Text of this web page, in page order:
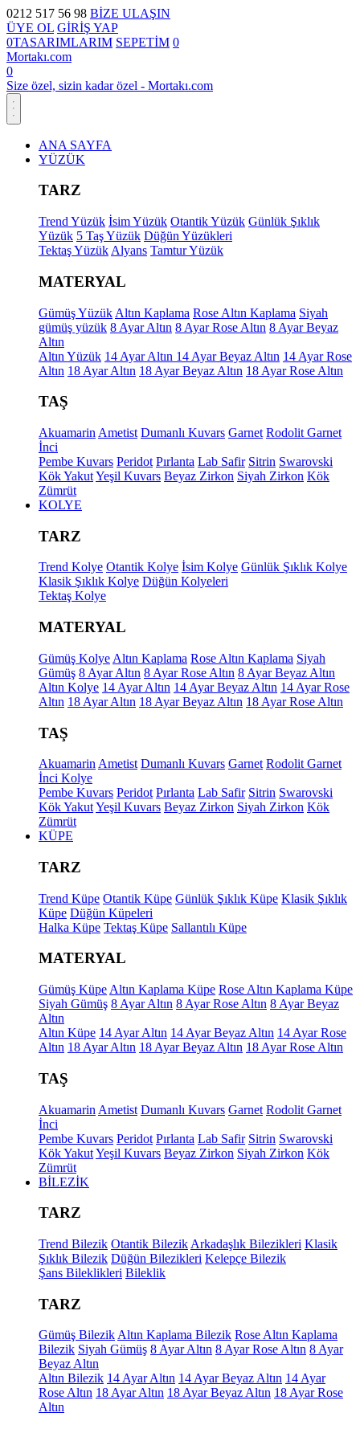
0212 517 56 98 BİZE ULAŞIN
ÜYE OL GİRİŞ YAP
0TASARIMLARIM SEPETİM 0
Mortakı.com
0
Size özel, sizin kadar özel - Mortakı.com
ANA SAYFA
YÜZÜK
TARZ
Trend Yüzük İsim Yüzük Otantik Yüzük Günlük Şıklık
Yüzük 5 Taş Yüzük Düğün Yüzükleri
Tektaş Yüzük Alyans Tamtur Yüzük
MATERYAL
Gümüş Yüzük Altın Kaplama Rose Altın Kaplama Siyah
gümüş yüzük 8 Ayar Altın 8 Ayar Rose Altın 8 Ayar Beyaz
Altın
Altın Yüzük 14 Ayar Altın 14 Ayar Beyaz Altın 14 Ayar Rose
Altın 18 Ayar Altın 18 Ayar Beyaz Altın 18 Ayar Rose Altın
TAŞ
Akuamarin Ametist Dumanlı Kuvars Garnet Rodolit Garnet
İnci
Pembe Kuvars Peridot Pırlanta Lab Safir Sitrin Swarovski
Kök YakutYeşil Kuvars Beyaz Zirkon Siyah Zirkon Kök
Zümrüt
KOLYE
TARZ
Trend Kolye Otantik Kolye İsim Kolye Günlük Şıklık Kolye
Klasik Şıklık Kolye Düğün Kolyeleri
Tektaş Kolye
MATERYAL
Gümüş Kolye Altın Kaplama Rose Altın Kaplama Siyah
Gümüş 8 Ayar Altın 8 Ayar Rose Altın 8 Ayar Beyaz Altın
Altın Kolye 14 Ayar Altın 14 Ayar Beyaz Altın 14 Ayar Rose
Altın 18 Ayar Altın 18 Ayar Beyaz Altın 18 Ayar Rose Altın
TAŞ
Akuamarin Ametist Dumanlı Kuvars Garnet Rodolit Garnet
İnci Kolye
Pembe Kuvars Peridot Pırlanta Lab Safir Sitrin Swarovski
Kök YakutYeşil Kuvars Beyaz Zirkon Siyah Zirkon Kök
Zümrüt
KÜPE
TARZ
Trend Küpe Otantik Küpe Günlük Şıklık Küpe Klasik Şıklık
Küpe Düğün Küpeleri
Halka Küpe Tektaş Küpe Sallantılı Küpe
MATERYAL
Gümüş Küpe Altın Kaplama Küpe Rose Altın Kaplama Küpe
Siyah Gümüş 8 Ayar Altın 8 Ayar Rose Altın 8 Ayar Beyaz
Altın
Altın Küpe 14 Ayar Altın 14 Ayar Beyaz Altın 14 Ayar Rose
Altın 18 Ayar Altın 18 Ayar Beyaz Altın 18 Ayar Rose Altın
TAŞ
Akuamarin Ametist Dumanlı Kuvars Garnet Rodolit Garnet
İnci
Pembe Kuvars Peridot Pırlanta Lab Safir Sitrin Swarovski
Kök YakutYeşil Kuvars Beyaz Zirkon Siyah Zirkon Kök
Zümrüt
BİLEZİK
TARZ
Trend Bilezik Otantik Bilezik Arkadaşlık Bilezikleri Klasik
Şıklık Bilezik Düğün Bilezikleri Kelepçe Bilezik
Şans Bileklikleri Bileklik
TARZ
Gümüş BilezikAltın Kaplama Bilezik Rose Altın Kaplama
Bilezik Siyah Gümüş 8 Ayar Altın 8 Ayar Rose Altın 8 Ayar
Beyaz Altın
Altın Bilezik 14 Ayar Altın 14 Ayar Beyaz Altın 14 Ayar
Rose Altın 18 Ayar Altın 18 Ayar Beyaz Altın 18 Ayar Rose
Altın